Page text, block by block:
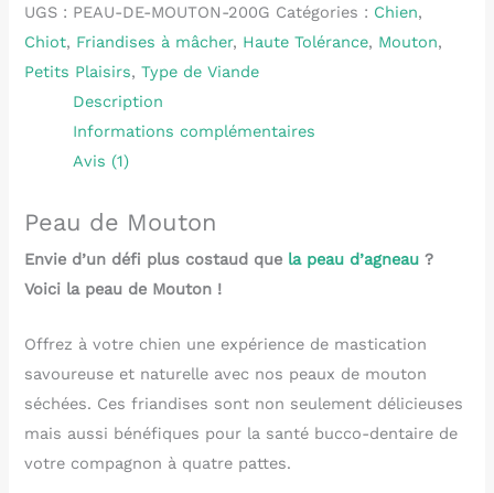
UGS : PEAU-DE-MOUTON-200G Catégories : Chien,
Chiot, Friandises à mâcher, Haute Tolérance, Mouton,
Petits Plaisirs,Type de Viande
Description
Informations complémentaires
Avis (1)
Peau de Mouton
Envie d’un défi plus costaud que la peau d’agneau ?
Voici la peau de Mouton !
Offrez à votre chien une expérience de mastication
savoureuse et naturelle avec nos peaux de mouton
séchées. Ces friandises sont non seulement délicieuses
mais aussi bénéfiques pour la santé bucco-dentaire de
votre compagnon à quatre pattes.